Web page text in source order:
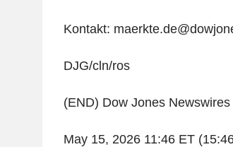
Kontakt:
DJG/cln/ros
(END) Dow Jones Newswires
May 15, 2026 11:46 ET